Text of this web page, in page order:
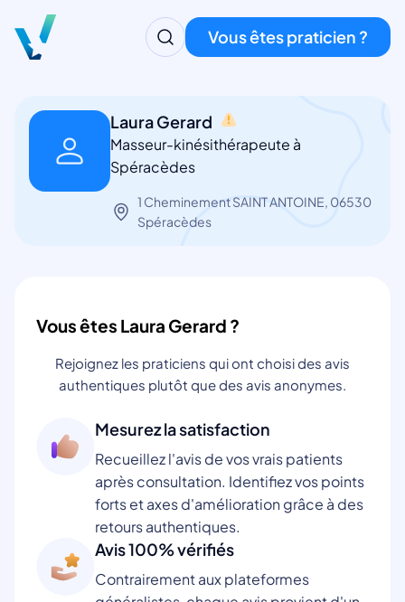
Vous êtes praticien ?
Laura Gerard
Masseur-kinésithérapeute à
Spéracèdes
1 Cheminement SAINT ANTOINE, 06530
Spéracèdes
Vous êtes Laura Gerard ?
Rejoignez les praticiens qui ont choisi des avis
authentiques plutôt que des avis anonymes.
Mesurez la satisfaction
Recueillez l'avis de vos vrais patients
après consultation. Identifiez vos points
forts et axes d'amélioration grâce à des
retours authentiques.
Avis 100% vérifiés
Contrairement aux plateformes